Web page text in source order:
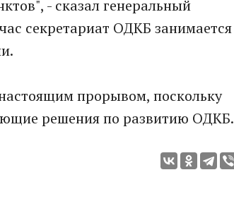
- сказал генеральный
секретариат ОДКБ занимается
прорывом, поскольку
решения по развитию ОДКБ.